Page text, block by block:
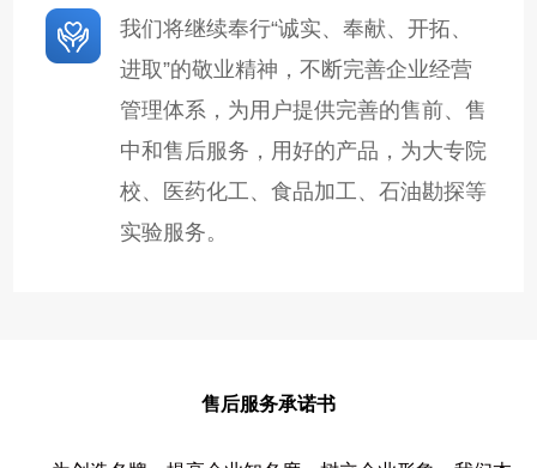
我们将继续奉行“诚实、奉献、开拓、
进取”的敬业精神，不断完善企业经营
管理体系，为用户提供完善的售前、售
中和售后服务，用好的产品，为大专院
校、医药化工、食品加工、石油勘探等
实验服务。
售后服务承诺书